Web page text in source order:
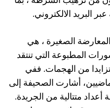
البريد الالكتروني.
الصغيرة ، هي
المطبوعة التي تنتقد
من الهجمات. ففي
أشارت الصحيفة إلى
متتالية من الجريدة.